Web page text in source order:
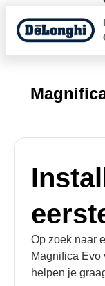
Op zoek naar
Magnifica Evo
helpen je